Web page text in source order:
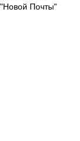
Почты"